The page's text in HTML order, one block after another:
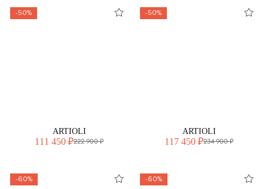
-50%
ARTIOLI
111 450 ₽222 900 ₽
-50%
ARTIOLI
117 450 ₽234 900 ₽
-60% -60%